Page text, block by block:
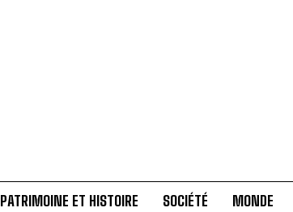
PATRIMOINE ET HISTOIRE SOCIÉTÉ MONDE